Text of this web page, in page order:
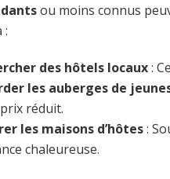
ou moins connus
:
des hôtels locaux:
les auberges de
réduit.
les maisons d’hôtes:
chaleureuse.